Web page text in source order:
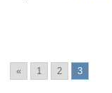
« 1 2 3